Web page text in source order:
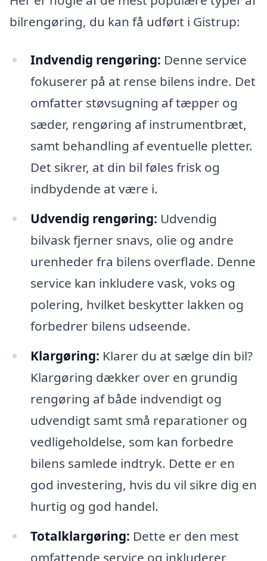
bilrengøring, du kan få udført i Gistrup:
Indvendig rengøring: Denne service
fokuserer på at rense bilens indre. Det
omfatter støvsugning af tæpper og
sæder, rengøring af instrumentbræt,
samt behandling af eventuelle pletter.
Det sikrer, at din bil føles frisk og
indbydende at være i.
Udvendig rengøring: Udvendig
bilvask fjerner snavs, olie og andre
urenheder fra bilens overflade. Denne
service kan inkludere vask, voks og
polering, hvilket beskytter lakken og
forbedrer bilens udseende.
Klargøring: Klarer du at sælge din bil?
Klargøring dækker over en grundig
rengøring af både indvendigt og
udvendigt samt små reparationer og
vedligeholdelse, som kan forbedre
bilens samlede indtryk. Dette er en
god investering, hvis du vil sikre dig en
hurtig og god handel.
Totalklargøring: Dette er den mest
omfattende service og inkluderer